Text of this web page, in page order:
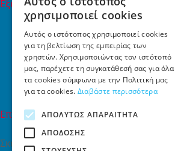
Εξυπηρέτηση Πελατών
Εξυπηρέτηση πελατών
Συχνές ερωτήσεις
Όροι χρήσης
Τρόποι Πληρωμής
Επιστροφές
Επικοινωνία
Επικοινωνία
Σκαλάνι, Ηράκλειο Κρήτης
χρησιμοποιεί cookies
Αυτός ο ιστότοπος χρησιμοποιεί cookies
για τη βελτίωση της εμπειρίας των
χρηστών. Χρησιμοποιώντας τον ιστότοπό
μας, παρέχετε τη συγκατάθεσή σας για όλα
τα cookies σύμφωνα με την Πολιτική μας
για τα cookies. Διαβάστε περισσότερα
ΑΠΟΛΎΤΩΣ ΑΠΑΡΑΊΤΗΤΑ
ΑΠΌΔΟΣΗΣ